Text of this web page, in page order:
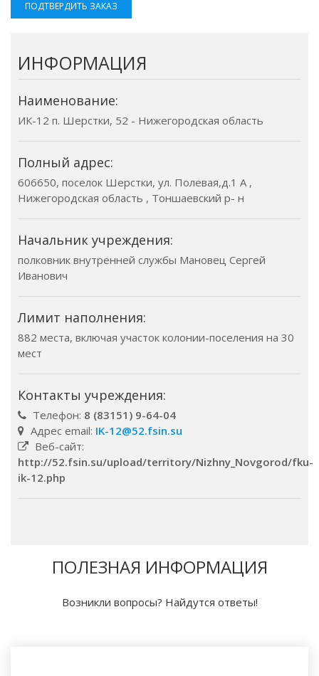
ПОДТВЕРДИТЬ ЗАКАЗ
ИНФОРМАЦИЯ
Наименование:
ИК-12 п. Шерстки, 52 - Нижегородская область
Полный адрес:
606650, поселок Шерстки, ул. Полевая,д.1 А ,
Нижегородская область , Тоншаевский р- н
Начальник учреждения:
полковник внутренней службы Мановец Сергей
Иванович
Лимит наполнения:
882 места, включая участок колонии-поселения на 30
мест
Контакты учреждения:
Телефон: 8 (83151) 9-64-04
Адрес email: IK-12@52.fsin.su
Веб-сайт:
http://52.fsin.su/upload/territory/Nizhny_Novgorod/fku-
ik-12.php
ПОЛЕЗНАЯ ИНФОРМАЦИЯ
Возникли вопросы? Найдутся ответы!